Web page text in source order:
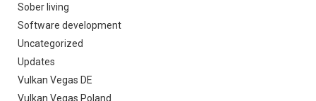
Sober living
Software development
Uncategorized
Updates
Vulkan Vegas DE
Vulkan Vegas Poland